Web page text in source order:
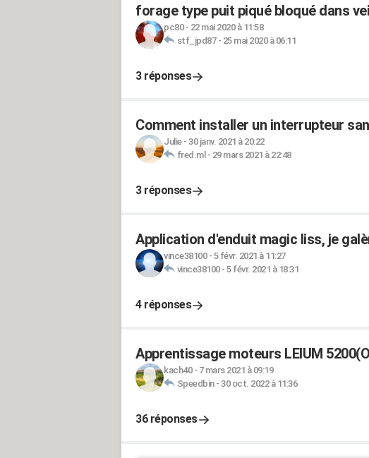
forage type puit piqué bloqué dans
pc80- 22 mai 2020 à 11:58
stf_jpd87- 25 mai 2020 à 06:11
3 réponses
Comment installer un interrupteur
Julie- 30 janv. 2021 à 20:22
fred.ml - 29 mars 2021 à 22:48
3 réponses
Application d'enduit magic liss, je
vince38100- 5 févr. 2021 à 11:27
vince38100- 5 févr. 2021 à 18:31
4 réponses
Apprentissage moteurs LEIUM
kach40- 7 mars 2021 à 09:19
Speedbin- 30 oct. 2022 à 11:36
36 réponses